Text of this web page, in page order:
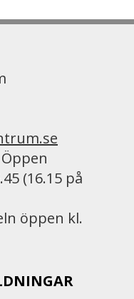
(16.15 på
öppen kl.